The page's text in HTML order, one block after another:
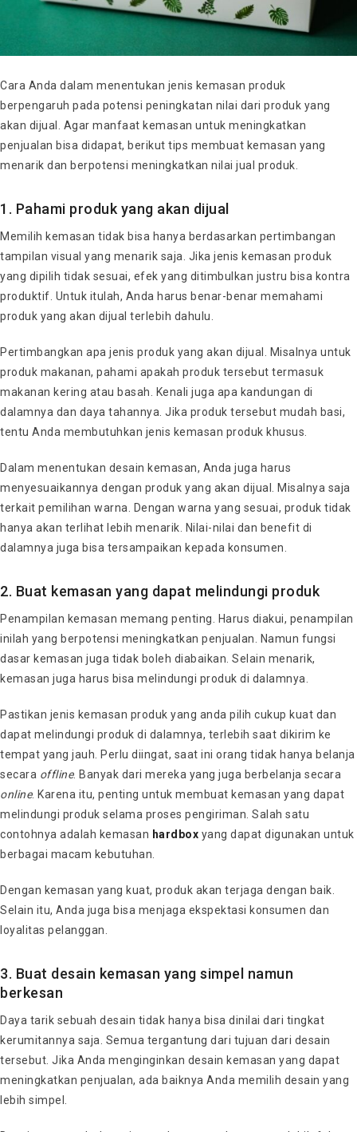
Cara Anda dalam menentukan jenis kemasan produk
berpengaruh pada potensi peningkatan nilai dari produk yang
akan dijual. Agar manfaat kemasan untuk meningkatkan
penjualan bisa didapat, berikut tips membuat kemasan yang
menarik dan berpotensi meningkatkan nilai jual produk.
1. Pahami produk yang akan dijual
Memilih kemasan tidak bisa hanya berdasarkan pertimbangan
tampilan visual yang menarik saja. Jika jenis kemasan produk
yang dipilih tidak sesuai, efek yang ditimbulkan justru bisa kontra
produktif. Untuk itulah, Anda harus benar-benar memahami
produk yang akan dijual terlebih dahulu.
Pertimbangkan apa jenis produk yang akan dijual. Misalnya untuk
produk makanan, pahami apakah produk tersebut termasuk
makanan kering atau basah. Kenali juga apa kandungan di
dalamnya dan daya tahannya. Jika produk tersebut mudah basi,
tentu Anda membutuhkan jenis kemasan produk khusus.
Dalam menentukan desain kemasan, Anda juga harus
menyesuaikannya dengan produk yang akan dijual. Misalnya saja
terkait pemilihan warna. Dengan warna yang sesuai, produk tidak
hanya akan terlihat lebih menarik. Nilai-nilai dan benefit di
dalamnya juga bisa tersampaikan kepada konsumen.
2. Buat kemasan yang dapat melindungi produk
Penampilan kemasan memang penting. Harus diakui, penampilan
inilah yang berpotensi meningkatkan penjualan. Namun fungsi
dasar kemasan juga tidak boleh diabaikan. Selain menarik,
kemasan juga harus bisa melindungi produk di dalamnya.
Pastikan jenis kemasan produk yang anda pilih cukup kuat dan
dapat melindungi produk di dalamnya, terlebih saat dikirim ke
tempat yang jauh. Perlu diingat, saat ini orang tidak hanya belanja
secara offline. Banyak dari mereka yang juga berbelanja secara
online. Karena itu, penting untuk membuat kemasan yang dapat
melindungi produk selama proses pengiriman. Salah satu
contohnya adalah kemasan hardbox yang dapat digunakan untuk
berbagai macam kebutuhan.
Dengan kemasan yang kuat, produk akan terjaga dengan baik.
Selain itu, Anda juga bisa menjaga ekspektasi konsumen dan
loyalitas pelanggan.
3. Buat desain kemasan yang simpel namun
berkesan
Daya tarik sebuah desain tidak hanya bisa dinilai dari tingkat
kerumitannya saja. Semua tergantung dari tujuan dari desain
tersebut. Jika Anda menginginkan desain kemasan yang dapat
meningkatkan penjualan, ada baiknya Anda memilih desain yang
lebih simpel.